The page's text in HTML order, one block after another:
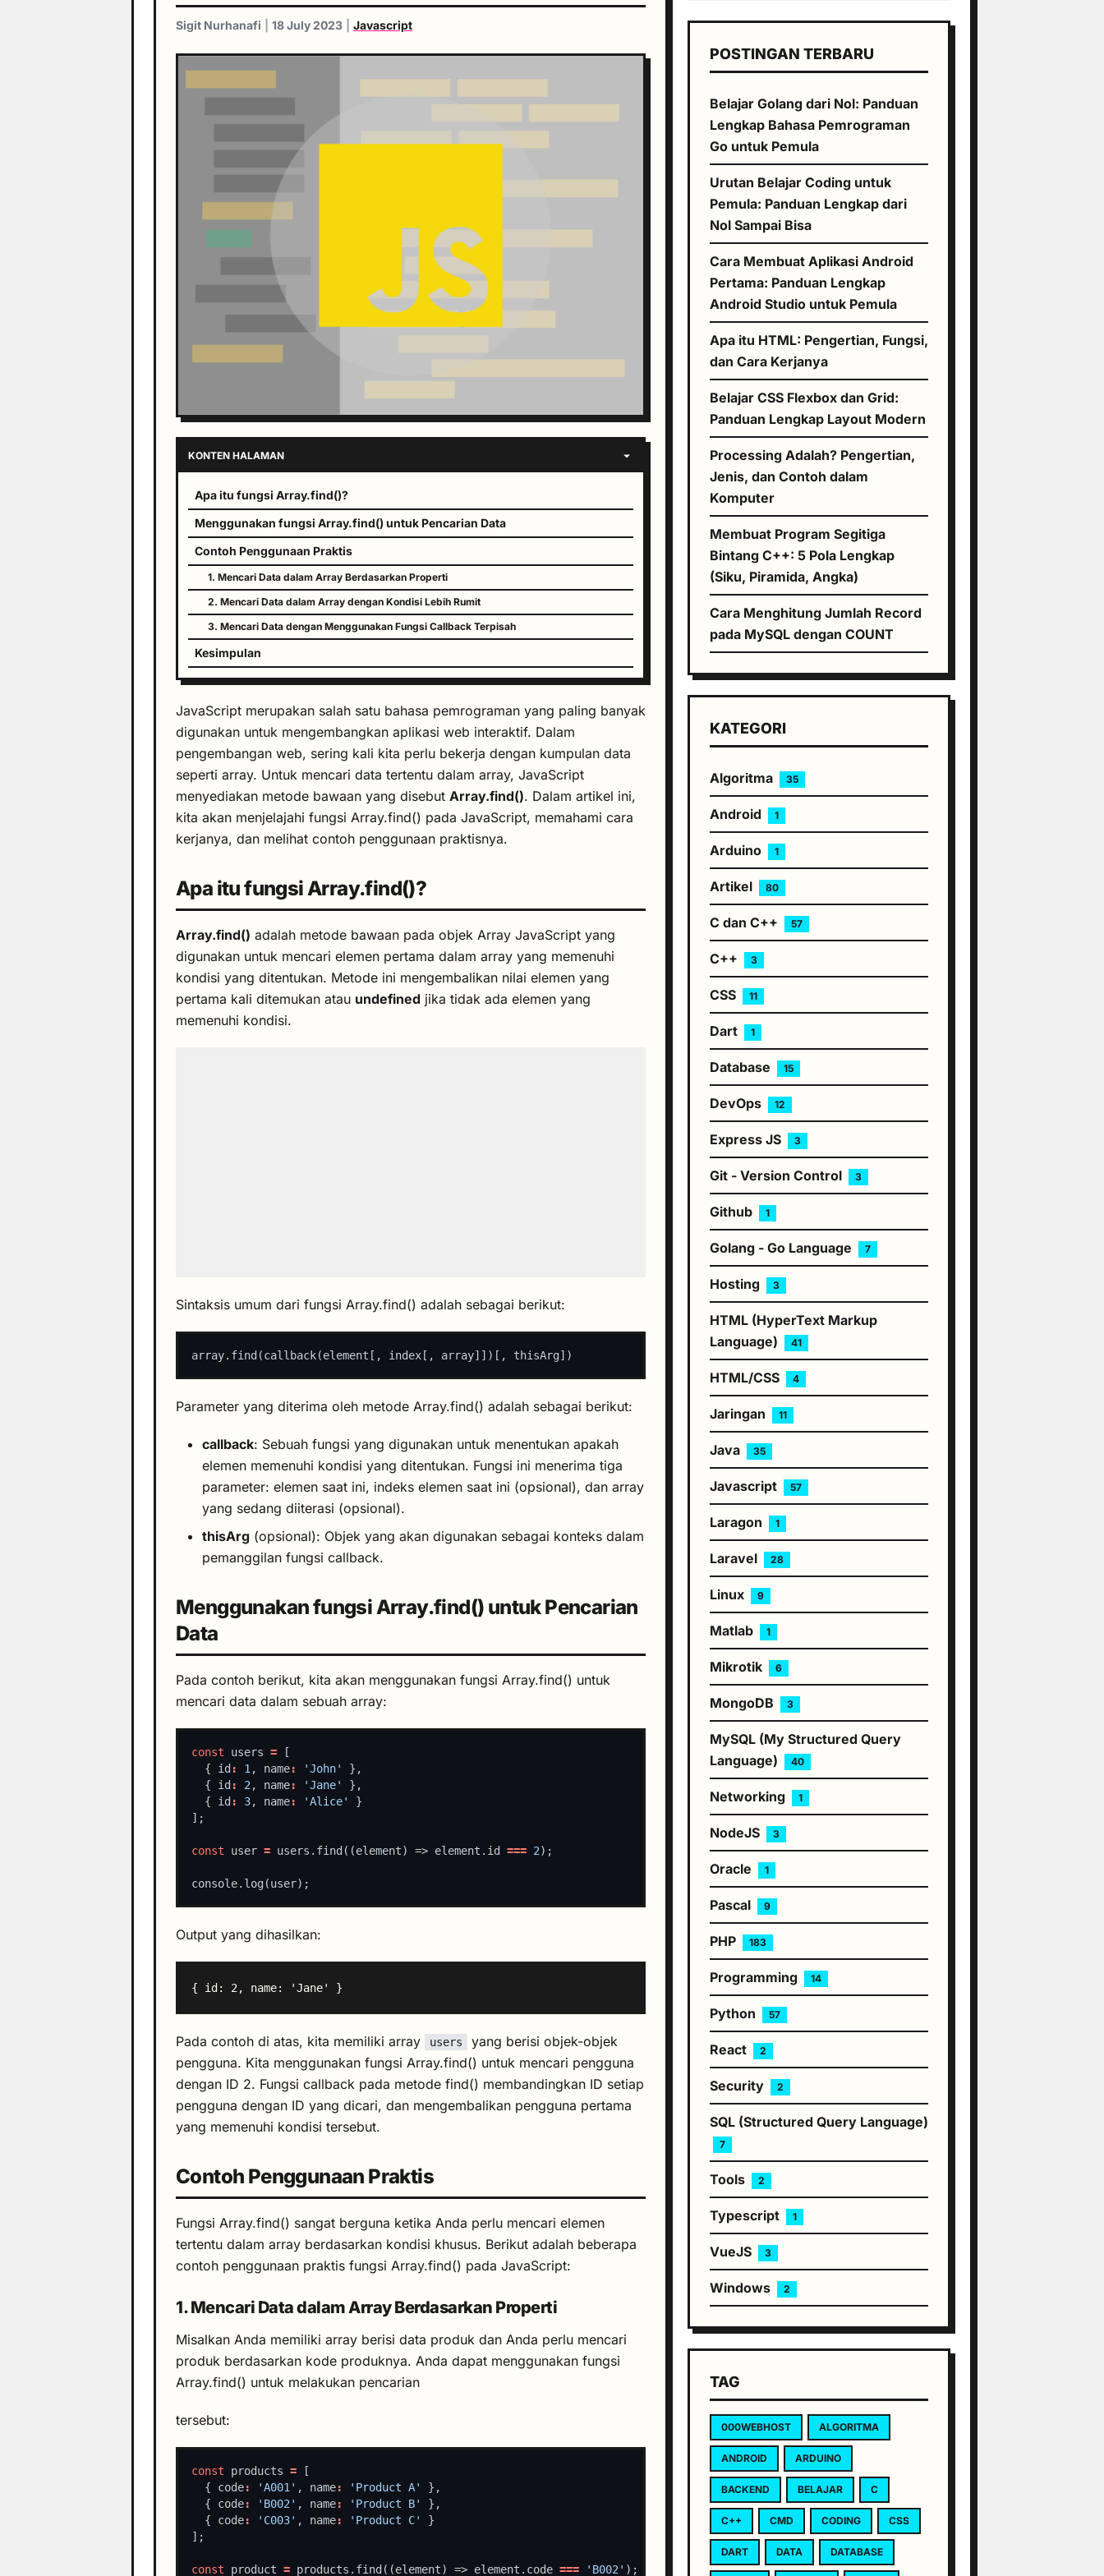
Sigit Nurhanafi 18 July 2023 Javascript
KONTEN HALAMAN
Apa itu fungsi Array.find()?
Menggunakan fungsi Array.find() untuk Pencarian Data
Contoh Penggunaan Praktis
1. Mencari Data dalam Array Berdasarkan Properti
2. Mencari Data dalam Array dengan Kondisi Lebih Rumit
3. Mencari Data dengan Menggunakan Fungsi Callback Terpisah
Kesimpulan
JavaScript merupakan salah satu bahasa pemrograman yang paling banyak
digunakan untuk mengembangkan aplikasi web interaktif. Dalam
pengembangan web, sering kali kita perlu bekerja dengan kumpulan data
seperti array. Untuk mencari data tertentu dalam array, JavaScript
menyediakan metode bawaan yang disebut Array.find(). Dalam artikel ini,
kita akan menjelajahi fungsi Array.find() pada JavaScript, memahami cara
kerjanya, dan melihat contoh penggunaan praktisnya.
Apa itu fungsi Array.find()?
Array.find() adalah metode bawaan pada objek Array JavaScript yang
digunakan untuk mencari elemen pertama dalam array yang memenuhi
kondisi yang ditentukan. Metode ini mengembalikan nilai elemen yang
pertama kali ditemukan atau undefined jika tidak ada elemen yang
memenuhi kondisi.
Sintaksis umum dari fungsi Array.find() adalah sebagai berikut:
Parameter yang diterima oleh metode Array.find() adalah sebagai berikut:
callback: Sebuah fungsi yang digunakan untuk menentukan apakah
elemen memenuhi kondisi yang ditentukan. Fungsi ini menerima tiga
parameter: elemen saat ini, indeks elemen saat ini (opsional), dan array
yang sedang diiterasi (opsional).
thisArg (opsional): Objek yang akan digunakan sebagai konteks dalam
pemanggilan fungsi callback.
Menggunakan fungsi Array.find() untuk Pencarian
Data
Pada contoh berikut, kita akan menggunakan fungsi Array.find() untuk
mencari data dalam sebuah array:
const users =
  { id
: 1, name: 'John'
  { id
: 2, name: 'Jane'
  { id
: 3, name: 'Alice'
const user = users.find((element) => element.id === 2
Output yang dihasilkan:
Pada contoh di atas, kita memiliki array users
yang berisi objek-objek
pengguna. Kita menggunakan fungsi Array.find() untuk mencari pengguna
dengan ID 2. Fungsi callback pada metode find() membandingkan ID setiap
pengguna dengan ID yang dicari, dan mengembalikan pengguna pertama
yang memenuhi kondisi tersebut.
Contoh Penggunaan Praktis
Fungsi Array.find() sangat berguna ketika Anda perlu mencari elemen
tertentu dalam array berdasarkan kondisi khusus. Berikut adalah beberapa
contoh penggunaan praktis fungsi Array.find() pada JavaScript:
1. Mencari Data dalam Array Berdasarkan Properti
Misalkan Anda memiliki array berisi data produk dan Anda perlu mencari
produk berdasarkan kode produknya. Anda dapat menggunakan fungsi
Array.find() untuk melakukan pencarian
tersebut:
const products =
  { code
: 'A001' , name: 'Product A'
  { code
: 'B002' , name: 'Product B'
  { code
: 'C003' , name: 'Product C'
const product = products.find((element) => element.code === 'B002'
POSTINGAN TERBARU
Belajar Golang dari Nol: Panduan
Lengkap Bahasa Pemrograman
Go untuk Pemula
Urutan Belajar Coding untuk
Pemula: Panduan Lengkap dari
Nol Sampai Bisa
Cara Membuat Aplikasi Android
Pertama: Panduan Lengkap
Android Studio untuk Pemula
Apa itu HTML: Pengertian, Fungsi,
dan Cara Kerjanya
Belajar CSS Flexbox dan Grid:
Panduan Lengkap Layout Modern
Processing Adalah? Pengertian,
Jenis, dan Contoh dalam
Komputer
Membuat Program Segitiga
Bintang C++: 5 Pola Lengkap
(Siku, Piramida, Angka)
Cara Menghitung Jumlah Record
pada MySQL dengan COUNT
KATEGORI
Algoritma 35
Android 1
Arduino 1
Artikel 80
C dan C++ 57
C++ 3
CSS 11
Dart 1
Database 15
DevOps 12
Express JS 3
Git - Version Control 3
Github 1
Golang - Go Language 7
Hosting 3
HTML (HyperText Markup
Language)
41
HTML/CSS 4
Jaringan 11
Java 35
Javascript 57
Laragon 1
Laravel 28
Linux 9
Matlab 1
Mikrotik 6
MongoDB 3
MySQL (My Structured Query
Language)
40
Networking 1
NodeJS 3
Oracle 1
Pascal 9
PHP 183
Programming 14
Python 57
React 2
Security 2
SQL (Structured Query Language)
7
Tools 2
Typescript 1
VueJS 3
Windows 2
TAG
000WEBHOST ALGORITMA
ANDROID ARDUINO
BACKEND BELAJAR C
C++ CMD CODING CSS
DART DATA DATABASE